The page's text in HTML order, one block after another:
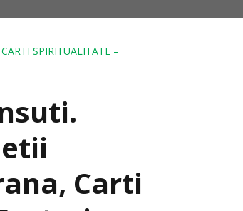
SPIRITUALITATE –
Carti